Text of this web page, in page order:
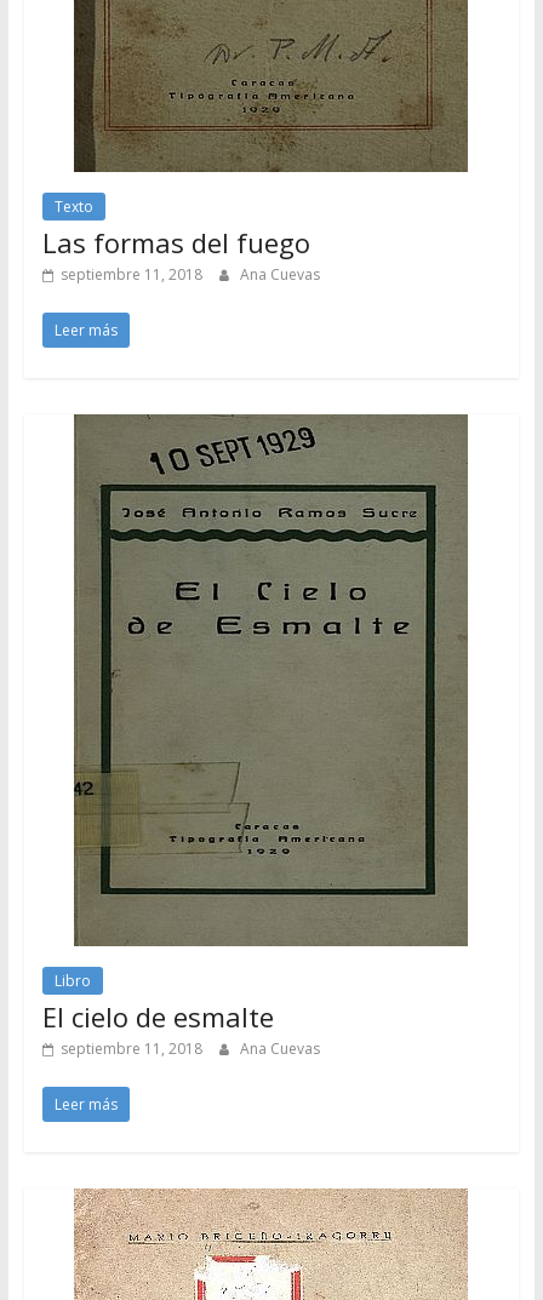
Texto
Las formas del fuego
septiembre 11, 2018 Ana Cuevas
Leer más
Libro
El cielo de esmalte
septiembre 11, 2018 Ana Cuevas
Leer más